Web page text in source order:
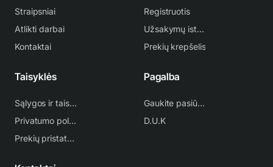
Straipsniai
Atlikti darbai
Kontaktai
Registruotis
Užsakymų istorija
Prekių krepšelis
Taisyklės
Sąlygos ir taisyklės
Privatumo politika
Prekių pristatymas
Pagalba
Gaukite pasiūlymą
D.U.K